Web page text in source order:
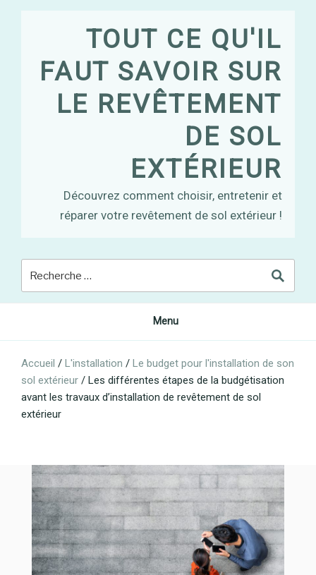
TOUT CE QU'IL
FAUT SAVOIR SUR
LE REVÊTEMENT
DE SOL
EXTÉRIEUR
Découvrez comment choisir, entretenir et
réparer votre revêtement de sol extérieur !
Menu
Accueil / L'installation / Le budget pour l'installation de son
sol extérieur / Les différentes étapes de la budgétisation
avant les travaux d’installation de revêtement de sol
extérieur